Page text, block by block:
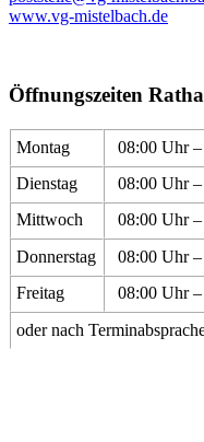
www.vg-mistelbach.de
Öffnungszeiten
Montag 08:00 Uhr
Dienstag
08:00 Uhr
Mittwoch
08:00 Uhr
Donnerstag
08:00 Uhr
Freitag
08:00 Uhr
oder nach